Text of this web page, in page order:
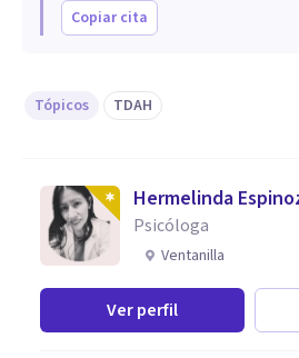
Copiar cita
Tópicos TDAH
Hermelinda
Psicóloga
Ventanilla
Ver perfil